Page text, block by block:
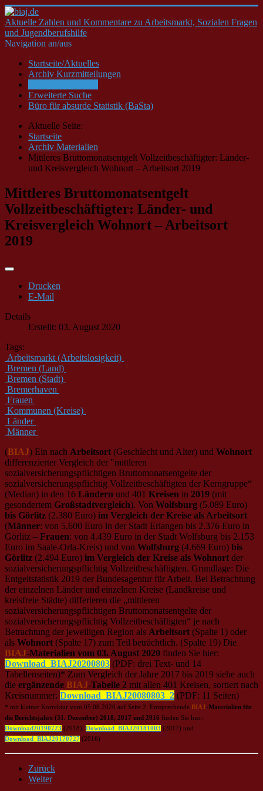
Aktuelle Zahlen und Kommentare zu Arbeitsmarkt, Sozialen Fragen
und Jugendberufshilfe
Navigation an/aus
Startseite/Aktuelles
Archiv Kurzmitteilungen
Erweiterte Suche
Büro für absurde Statistik (BaSta)
Aktuelle Seite:
Startseite
Archiv Materialien
Mittleres Bruttomonatsentgelt Vollzeitbeschäftigter: Länder-
und Kreisvergleich Wohnort – Arbeitsort 2019
Mittleres Bruttomonatsentgelt
Vollzeitbeschäftigter: Länder- und
Kreisvergleich Wohnort – Arbeitsort
2019
Drucken
E-Mail
Details
Erstellt: 03. August 2020
Tags:
Arbeitsmarkt (Arbeitslosigkeit)
Bremen (Land)
Bremen (Stadt)
Bremerhaven
Frauen
Kommunen (Kreise)
Länder
Männer
(BIAJ) Ein nach Arbeitsort (Geschlecht und Alter) und Wohnort
differenzierter Vergleich der "mittleren
sozialversicherungspflichtigen Bruttomonatsentgelte der
sozialversicherungspflichtig Vollzeitbeschäftigten der Kerngruppe“
(Median) in den 16 Ländern und 401 Kreisen in 2019 (mit
gesondertem Großstadtvergleich). Von Wolfsburg (5.089 Euro)
bis Görlitz (2.380 Euro) im Vergleich der Kreise als Arbeitsort
(Männer: von 5.600 Euro in der Stadt Erlangen bis 2.376 Euro in
Görlitz – Frauen: von 4.439 Euro in der Stadt Wolfsburg bis 2.153
Euro im Saale-Orla-Kreis) und von Wolfsburg (4.669 Euro) bis
Görlitz (2.494 Euro) im Vergleich der Kreise als Wohnort der
sozialversicherungspflichtig Vollzeitbeschäftigten. Grundlage: Die
Entgeltstatistik 2019 der Bundesagentur für Arbeit. Bei Betrachtung
der einzelnen Länder und einzelnen Kreise (Landkreise und
kreisfreie Städte) differieren die „mittleren
sozialversicherungspflichtigen Bruttomonatsentgelte der
sozialversicherungspflichtig Vollzeitbeschäftigten“ je nach
Betrachtung der jeweiligen Region als Arbeitsort (Spalte 1) oder
als Wohnort (Spalte 17) zum Teil beträchtlich. (Spalte 19) Die
BIAJ-Materialien vom 03. August 2020 finden Sie hier:
Download_BIAJ20200803 (PDF: drei Text- und 14
Tabellenseiten)* Zum Vergleich der Jahre 2017 bis 2019 siehe auch
die ergänzende BIAJ-Tabelle 2 mit allen 401 Kreisen, sortiert nach
Kreisnummer: Download_BIAJ20080803_2 (PDF: 11 Seiten)
* mit kleiner Korrektur vom 05.08.2020 auf Seite 2. Entsprechende BIAJ-Materialien für
die Berichtsjahre (31. Dezember) 2018, 2017 und 2016 finden Sie hier:
Download20190723 (2018), Download_BIAJ20181003 (2017) und
Download_BIAJ20170727 (2016)
Zurück
Weiter